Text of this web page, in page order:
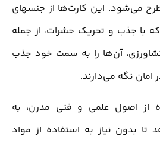
می‌شود. این کارت‌ها از جنسهای
با جذب و تحریک حشرات، از جمله
آن‌ها را به سمت خود جذب
امان نگه می‌دارند.
از اصول علمی و فنی مدرن، به
تا بدون نیاز به استفاده از مواد